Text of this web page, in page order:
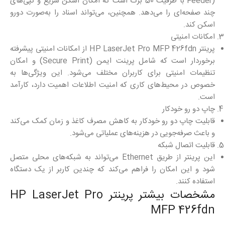
چند صفحه‌ای را می‌دهد. همچنین، می‌تواند اسناد را به‌صورت دو‌رو
اسکن کند.
امکانات امنیتی
پرینتر HP LaserJet Pro MFP 426fdn از امکانات امنیتی پیشرفته
برخوردار است که شامل پرینت ایمن (Secure Print) و امکان
تنظیمات امنیتی برای کاربران مختلف می‌شود. این ویژگی‌ها به
خصوص در محیط‌های کاری که امنیت اطلاعات اهمیت دارد، کارآمد
است.
چاپ دو رو خودکار
قابلیت چاپ دو رو خودکار به کاهش مصرف کاغذ و زمان کمک می‌کند
و باعث صرفه‌جویی در هزینه‌های عملیاتی می‌شود.
قابلیت اتصال شبکه
این پرینتر از طریق Ethernet می‌تواند به شبکه‌های محلی متصل
شود و این امکان را فراهم می‌کند که چندین کاربر از یک دستگاه
استفاده کنند.
مشخصات بیشتر پرینتر HP LaserJet Pro
MFP 426fdn